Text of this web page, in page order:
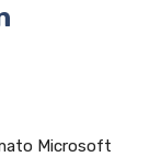
Microsoft